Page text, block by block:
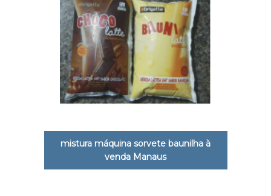
mistura máquina sorvete baunilha à
venda Manaus